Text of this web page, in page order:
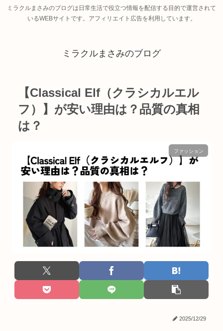
ミラクルまさみのブログは日常生活で役立つ情報を配信する目的で運営されて
いるWEBサイトです。アフィリエイト広告を利用しています。
ミラクルまさみのブログ
【Classical Elf（クラシカルエル
フ）】が安い理由は？品質の真相
は？
ファッション
2025/12/29